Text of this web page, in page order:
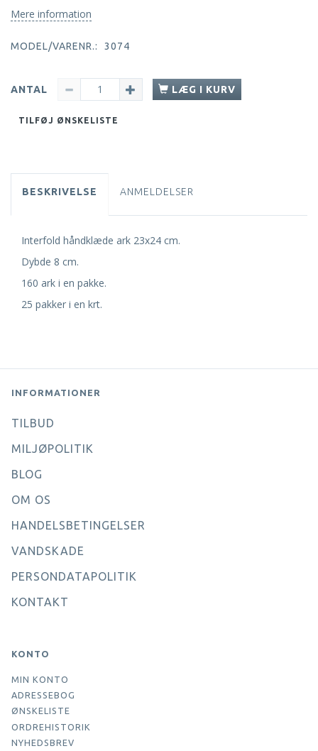
Mere information
MODEL/VARENR.: 3074
ANTAL LÆG I KURV
TILFØJ ØNSKELISTE
BESKRIVELSE ANMELDELSER
Interfold håndklæde ark 23x24 cm.
Dybde 8 cm.
160 ark i en pakke.
25 pakker i en krt.
INFORMATIONER
TILBUD
MILJØPOLITIK
BLOG
OM OS
HANDELSBETINGELSER
VANDSKADE
PERSONDATAPOLITIK
KONTAKT
KONTO
MIN KONTO
ADRESSEBOG
ØNSKELISTE
ORDREHISTORIK
NYHEDSBREV